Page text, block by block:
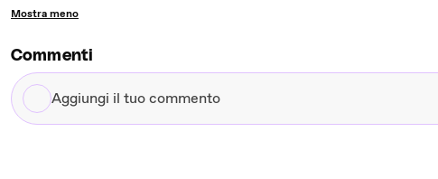
Mostra meno
Commenti
Aggiungi
il